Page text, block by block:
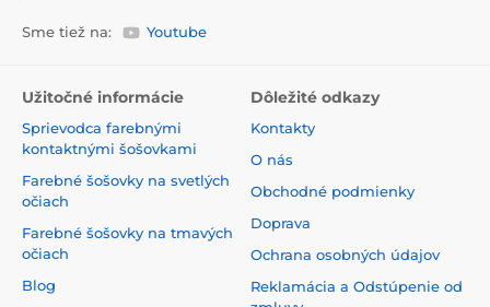
Sme tiež na: Youtube
Užitočné informácie
Sprievodca farebnými
kontaktnými šošovkami
Farebné šošovky na svetlých
očiach
Farebné šošovky na tmavých
očiach
Blog
Dôležité odkazy
Kontakty
O nás
Obchodné podmienky
Doprava
Ochrana osobných údajov
Reklamácia a Odstúpenie od